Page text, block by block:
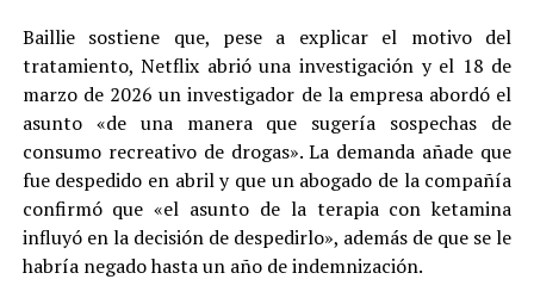
Baillie sostiene que, pese a explicar el motivo del
tratamiento, Netflix abrió una investigación y el 18 de
marzo de 2026 un investigador de la empresa abordó el
asunto «de una manera que sugería sospechas de
consumo recreativo de drogas». La demanda añade que
fue despedido en abril y que un abogado de la compañía
confirmó que «el asunto de la terapia con ketamina
influyó en la decisión de despedirlo», además de que se le
habría negado hasta un año de indemnización.